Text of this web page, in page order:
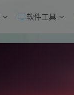
软件工具